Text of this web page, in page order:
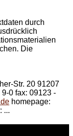
durch
Die
Str. 20 91207
0 fax: 09123 -
homepage:
...